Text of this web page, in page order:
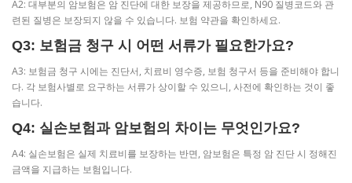
A2: 대부분의 암보험은 암 진단에 대한 보장을 제공하므로, N90 질병코드와 관
련된 질병은 보장되지 않을 수 있습니다. 보험 약관을 확인하세요.
Q3: 보험금 청구 시 어떤 서류가 필요한가요?
A3: 보험금 청구 시에는 진단서, 치료비 영수증, 보험 청구서 등을 준비해야 합니
다. 각 보험사별로 요구하는 서류가 상이할 수 있으니, 사전에 확인하는 것이 좋
습니다.
Q4: 실손보험과 암보험의 차이는 무엇인가요?
A4: 실손보험은 실제 치료비를 보장하는 반면, 암보험은 특정 암 진단 시 정해진
금액을 지급하는 보험입니다.